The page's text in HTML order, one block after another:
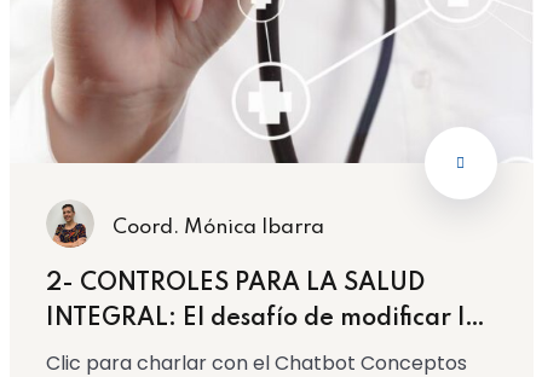
Coord. Mónica Ibarra
2- CONTROLES PARA LA SALUD
INTEGRAL: El desafío de modificar los
hábitos de vida
Clic para charlar con el Chatbot Conceptos